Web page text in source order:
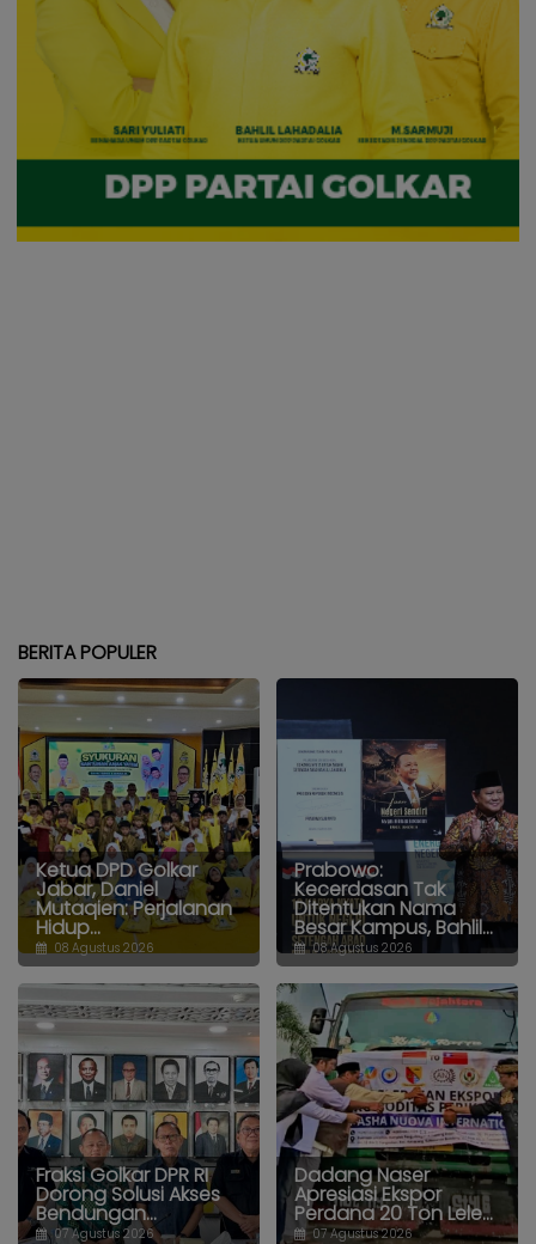
BERITA POPULER
Ketua DPD Golkar
Jabar, Daniel
Mutaqien: Perjalanan
Hidup...
08 Agustus 2026
Prabowo:
Kecerdasan Tak
Ditentukan Nama
Besar Kampus, Bahlil...
08 Agustus 2026
Fraksi Golkar DPR RI
Dorong Solusi Akses
Bendungan...
07 Agustus 2026
Dadang Naser
Apresiasi Ekspor
Perdana 20 Ton Lele...
07 Agustus 2026